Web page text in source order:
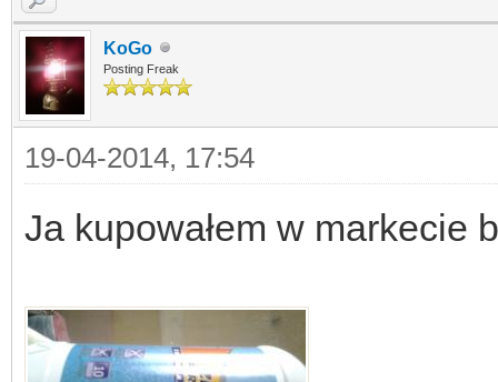
KoGo
Posting Freak
19-04-2014, 17:54
Ja kupowałem w markecie